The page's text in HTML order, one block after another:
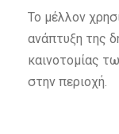
Το μέλλον
ανάπτυξη της
καινοτομίας
στην περιοχή.